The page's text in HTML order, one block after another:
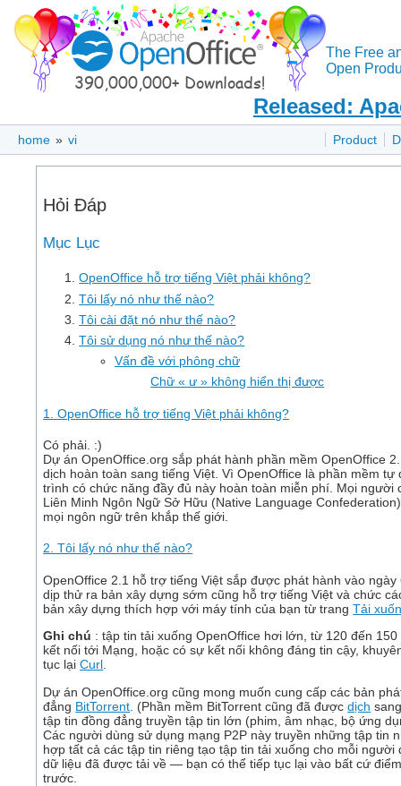
The Free
Open
Released:
Product
home » vi
Hỏi Đáp
Mục Lục
OpenOffice hỗ trợ tiếng Việt phải không?
Tôi lấy nó như thế nào?
Tôi cài đặt nó như thế nào?
Tôi sử dụng nó như thế nào?
Vấn đề với phông chữ
Chữ « ư » không hiển thị được
1. OpenOffice hỗ trợ tiếng Việt phải không?
Có phải. :)
Dự án OpenOffice.org sắp phát hành phần mềm OpenOffice
dịch hoàn toàn sang tiếng Việt. Vì OpenOffice là phần mềm
trình có chức năng đầy đủ này hoàn toàn miễn phí. Mọi
Liên Minh Ngôn Ngữ Sở Hữu (Native Language
mọi ngôn ngữ trên khắp thế giới.
2. Tôi lấy nó như thế nào?
OpenOffice 2.1 hỗ trợ tiếng Việt sắp được phát hành vào
dịp thử ra bản xây dựng sớm cũng hỗ trợ tiếng Việt và chức
bản xây dựng thích hợp với máy tính của bạn từ trangTải
Ghi chú : tập tin tải xuống OpenOffice hơi lớn, từ 120 đến
kết nối tới Mạng, hoặc có sự kết nối không đáng tin cậy,
tục lạiCurl.
Dự án OpenOffice.org cũng mong muốn cung cấp các bản
đẳng BitTorrent . (Phần mềm BitTorrent cũng đã đượcdịch
tập tin đồng đẳng truyền tập tin lớn (phim, âm nhạc, bộ ứng
Các người dùng sử dụng mạng P2P này truyền những tập tin
hợp tất cả các tập tin riêng tạo tập tin tải xuống cho mỗi
dữ liệu đã được tải về — bạn có thể tiếp tục lại vào bất cứ
trước.